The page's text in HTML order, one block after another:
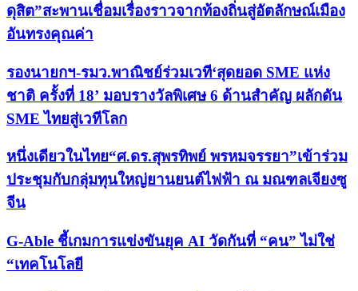
ดุสิต”สะพานเชื่อมเรื่องราวจากท้องถิ่นสู่อัตลักษณ์เมือง
อันทรงคุณค่า
รองนายกฯ-รมว.พาณิชย์ร่วมเวที‘สุดยอด SME แห่ง
ชาติ ครั้งที่ 18’ มอบรางวัลพิเศษ 6 ด้านสำคัญ ผลักดัน
SME ไทยสู่เวทีโลก
หนึ่งเดียวในไทย“ศ.ดร.สุพรทิพย์ พรหมจรรยา”เข้าร่วม
ประชุมกับกลุ่มทุนใหญ่ยานยนต์ไฟฟ้า ณ มณฑลเจียงซู
จีน
G-Able ชี้เกมการแข่งขันยุค AI วัดกันที่ “คน” ไม่ใช่
“เทคโนโลยี